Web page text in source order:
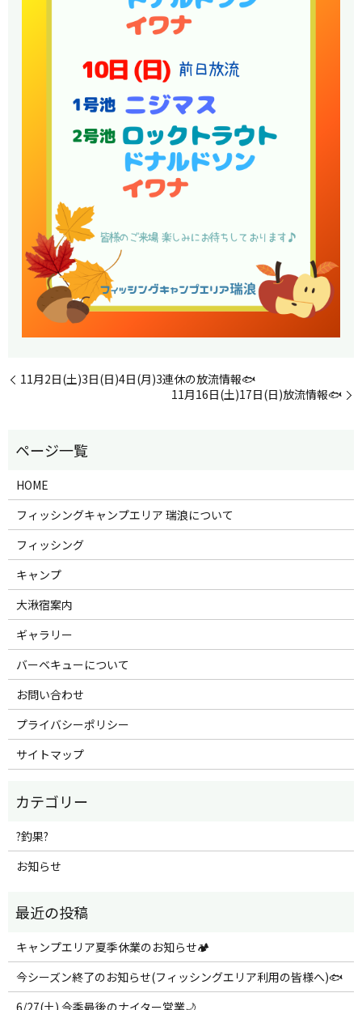
11月2日(土)3日(日)4日(月)3連休の放流情報🐟
11月16日(土)17日(日)放流情報🐟
HOME
フィッシングキャンプエリア 瑞浪について
フィッシング
キャンプ
大湫宿案内
ギャラリー
バーベキューについて
お問い合わせ
プライバシーポリシー
サイトマップ
?釣果?
お知らせ
キャンプエリア夏季休業のお知らせ🏕️
今シーズン終了のお知らせ(フィッシングエリア利用の皆様へ)🐟